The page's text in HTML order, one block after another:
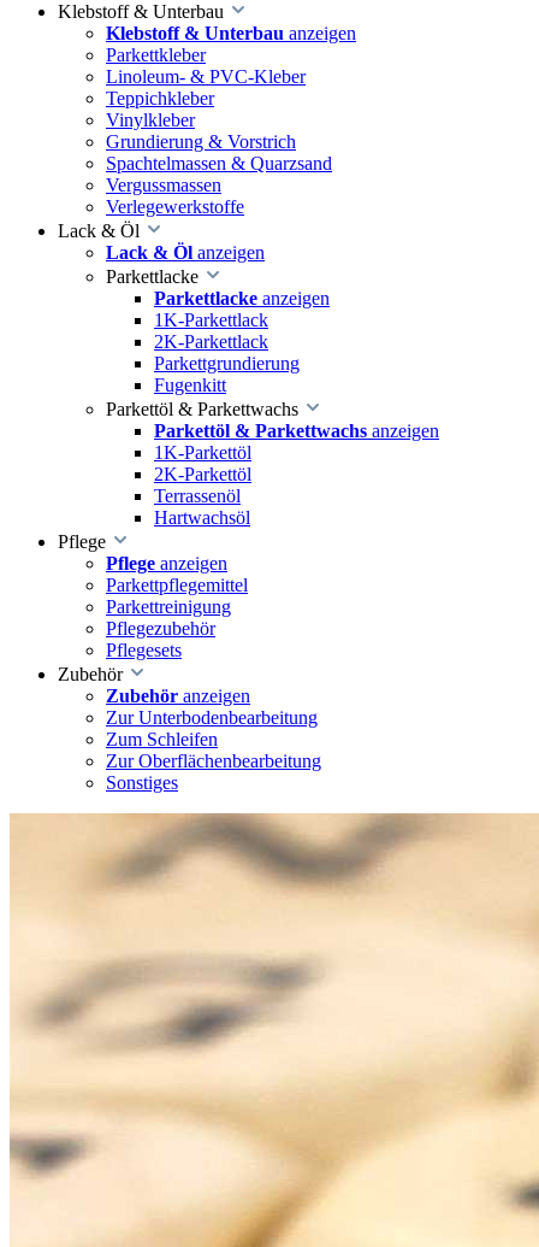
Klebstoff & Unterbau
Klebstoff & Unterbau anzeigen
Parkettkleber
Linoleum- & PVC-Kleber
Teppichkleber
Vinylkleber
Grundierung & Vorstrich
Spachtelmassen & Quarzsand
Vergussmassen
Verlegewerkstoffe
Lack & Öl
Lack & Öl anzeigen
Parkettlacke
Parkettlacke anzeigen
1K-Parkettlack
2K-Parkettlack
Parkettgrundierung
Fugenkitt
Parkettöl & Parkettwachs
Parkettöl & Parkettwachs anzeigen
1K-Parkettöl
2K-Parkettöl
Terrassenöl
Hartwachsöl
Pflege
Pflege anzeigen
Parkettpflegemittel
Parkettreinigung
Pflegezubehör
Pflegesets
Zubehör
Zubehör anzeigen
Zur Unterbodenbearbeitung
Zum Schleifen
Zur Oberflächenbearbeitung
Sonstiges